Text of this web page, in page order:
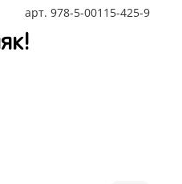
арт. 978-5-00115-425-9